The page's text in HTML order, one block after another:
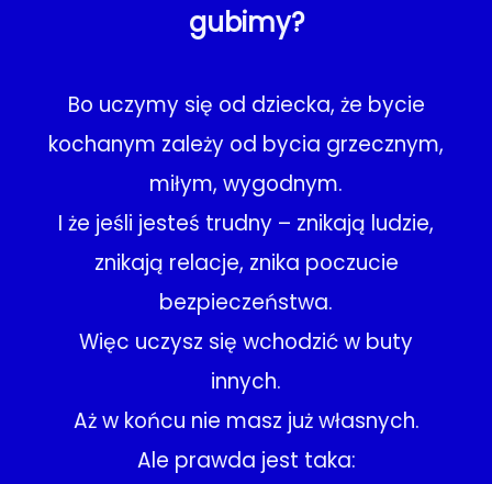
gubimy?
Bo uczymy się od dziecka, że bycie
kochanym zależy od bycia grzecznym,
miłym, wygodnym.
I że jeśli jesteś trudny – znikają ludzie,
znikają relacje, znika poczucie
bezpieczeństwa.
Więc uczysz się wchodzić w buty
innych.
Aż w końcu nie masz już własnych.
Ale prawda jest taka: